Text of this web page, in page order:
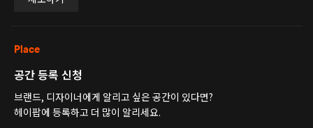
Place
공간 등록 신청
브랜드, 디자이너에게 알리고 싶은 공간이 있다면?
헤이팝에 등록하고 더 많이 알리세요.